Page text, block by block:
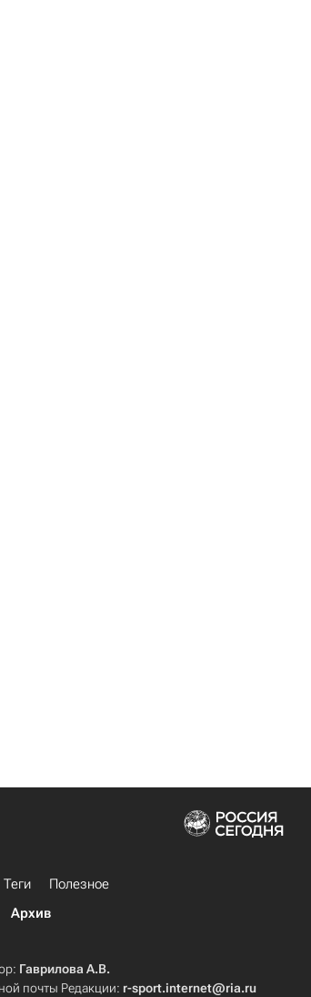
Теги
Полезное
Архив
Гаврилова А.В.
почты Редакции: r-sport.internet@ria.ru